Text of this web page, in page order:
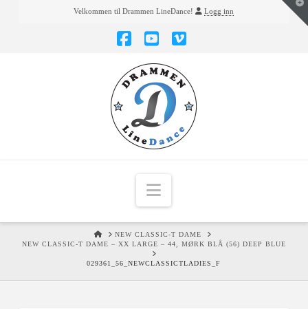
Velkommen til Drammen LineDance! Logg inn
Navigation
HOMENEW CLASSIC-T DAME
NEW CLASSIC-T DAME – XX LARGE – 44, MØRK BLÅ (56) DEEP BLUE
029361_56_NEWCLASSICTLADIES_F